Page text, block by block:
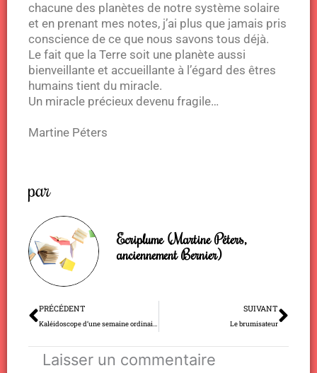
chacune des planètes de notre système solaire
et en prenant mes notes, j’ai plus que jamais pris
conscience de ce que nous savons tous déjà.
Le fait que la Terre soit une planète aussi
bienveillante et accueillante à l’égard des êtres
humains tient du miracle.
Un miracle précieux devenu fragile…
Martine Péters
par
Ecriplume (Martine Péters,
anciennement Bernier)
Précédent
PRÉCÉDENT
Kaléidoscope d’une semaine ordinaire
SUIVANT
Le brumisateur
Laisser un commentaire